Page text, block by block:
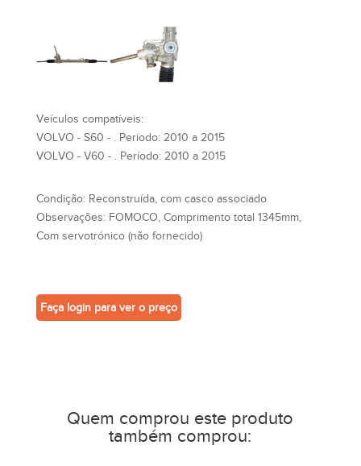
Veículos compatíveis:
VOLVO - S60 - . Período: 2010 a 2015
VOLVO - V60 - . Período: 2010 a 2015
Condição: Reconstruída, com casco associado
Observações: FOMOCO, Comprimento total 1345mm,
Com servotrónico (não fornecido)
Faça login para ver o preço
Quem comprou este produto
também comprou: